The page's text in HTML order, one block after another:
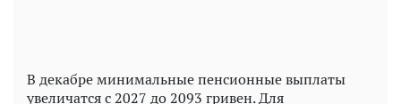
В декабре минимальные пенсионные выплаты
увеличатся с 2027 до 2093 гривен. Для